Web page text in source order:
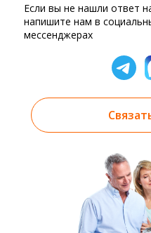
Если вы не нашли ответ
напишите нам в
мессенджерах